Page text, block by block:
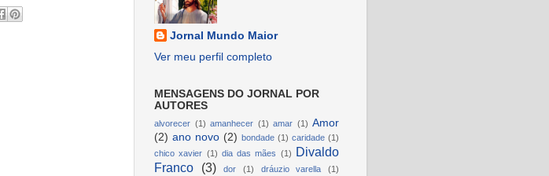
Jornal Mundo Maior
Ver meu perfil completo
MENSAGENS DO JORNAL POR
AUTORES
alvorecer (1) amanhecer (1) amar (1) Amor
(2) ano novo (2) bondade (1) caridade (1)
chico xavier (1) dia das mães (1) Divaldo
Franco
(3) dor (1) dráuzio varella
(1)